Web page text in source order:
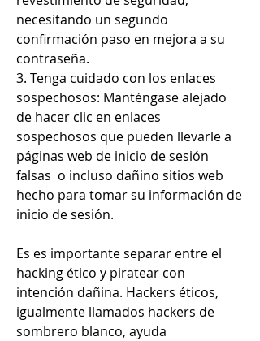
necesitando un segundo
confirmación paso en mejora a su
contraseña.
3. Tenga cuidado con los enlaces
sospechosos: Manténgase alejado
de hacer clic en enlaces
sospechosos que pueden llevarle a
páginas web de inicio de sesión
falsas  o incluso dañino sitios web
hecho para tomar su información de
inicio de sesión.
Es es importante separar entre el
hacking ético y piratear con
intención dañina. Hackers éticos,
igualmente llamados hackers de
sombrero blanco, ayuda